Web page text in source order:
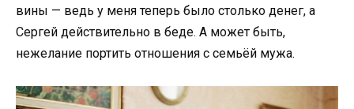
вины — ведь у меня теперь было столько денег, а
Сергей действительно в беде. А может быть,
нежелание портить отношения с семьёй мужа.